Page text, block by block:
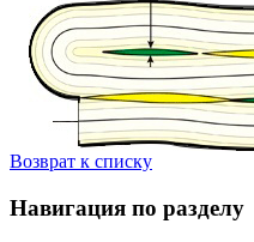
Возврат к списку
Навигация по разделу